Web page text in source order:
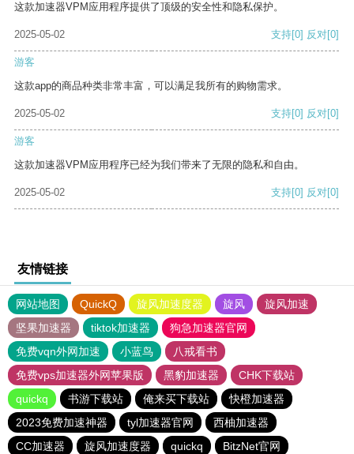
这款加速器VPM应用程序提供了顶级的安全性和隐私保护。
2025-05-02 支持[0] 反对[0]
游客
这款app的商品种类非常丰富，可以满足我所有的购物需求。
2025-05-02 支持[0] 反对[0]
游客
这款加速器VPM应用程序已经为我们带来了无限的隐私和自由。
2025-05-02 支持[0] 反对[0]
友情链接
网站地图 QuickQ 旋风加速度器 旋风
旋风加速
坚果加速器
tiktok加速器
狗急加速器官网
免费vqn外网加速
小蓝鸟
八戒看书
免费vps加速器外网苹果版
黑豹加速器
CHK下载站
quickq
书游下载站 俺来买下载站
快橙加速器
2023免费加速神器
tyl加速器官网
西柚加速器
CC加速器
旋风加速度器 quickq BitzNet官网